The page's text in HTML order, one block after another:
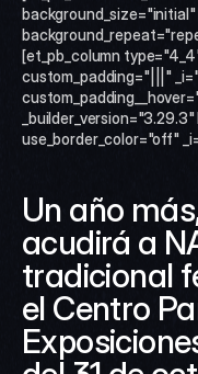
[et_pb_column
custom_padding="|||"
use_border_color="off"
Un año
acudirá a
tradicional
el Centro